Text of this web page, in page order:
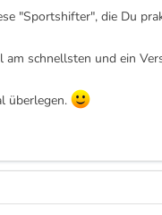
"Sportshifter", die Du
schnellsten und ein
überlegen.